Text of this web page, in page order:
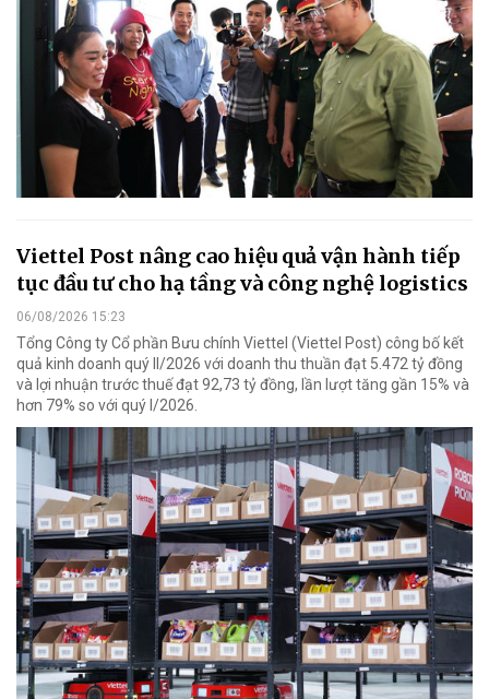
Viettel Post nâng cao hiệu quả vận hành tiếp
tục đầu tư cho hạ tầng và công nghệ logistics
06/08/2026 15:23
Tổng Công ty Cổ phần Bưu chính Viettel (Viettel Post) công bố kết
quả kinh doanh quý II/2026 với doanh thu thuần đạt 5.472 tỷ đồng
và lợi nhuận trước thuế đạt 92,73 tỷ đồng, lần lượt tăng gần 15% và
hơn 79% so với quý I/2026.